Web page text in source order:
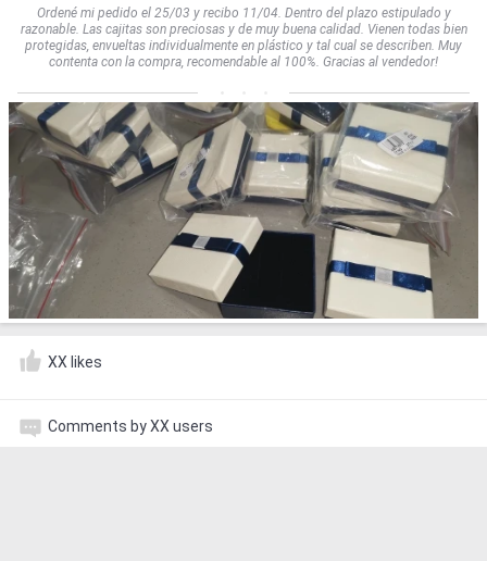
Ordené mi pedido el 25/03 y recibo 11/04. Dentro del plazo estipulado y
razonable. Las cajitas son preciosas y de muy buena calidad. Vienen todas bien
protegidas, envueltas individualmente en plástico y tal cual se describen. Muy
contenta con la compra, recomendable al 100%. Gracias al vendedor!
XX likes
Comments by XX users